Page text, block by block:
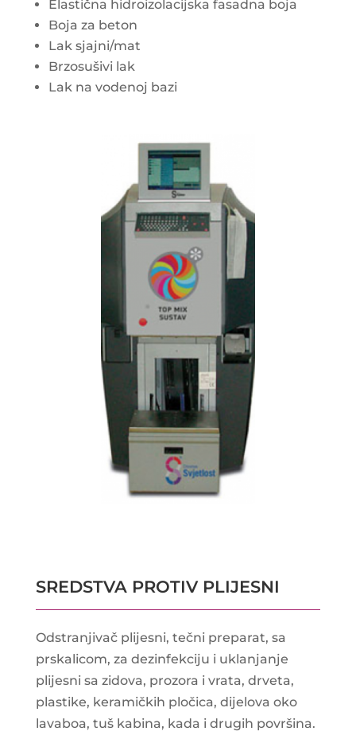
Elastična hidroizolacijska fasadna boja
Boja za beton
Lak sjajni/mat
Brzosušivi lak
Lak na vodenoj bazi
SREDSTVA PROTIV PLIJESNI
Odstranjivač plijesni, tečni preparat, sa
prskalicom, za dezinfekciju i uklanjanje
plijesni sa zidova, prozora i vrata, drveta,
plastike, keramičkih pločica, dijelova oko
lavaboa, tuš kabina, kada i drugih površina.